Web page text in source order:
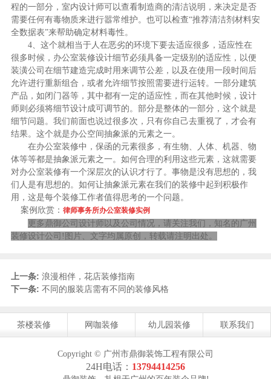
程的一部分，室内设计师可以查看制造商的清洁说明，来决定是否
需要任何有毒物质来进行嚣常维护。也可以检查“推荐清洁剂材料安
全数据表”来帮助确定材料毒性。
4、这个就相当于人在恶劣的环境下要去适应很多，适应性在
很多时候，办公室装修设计细节必须具备一定级别的适应性，以便
装潢公司在细节建造完成时用来调节公差，以及在使用一段时间后
允许进行重新组合，或者允许细节按照需要进行运转。一部分建筑
产品，如闭门器等，其中都有一定的适应性，而在其他时候，设计
师则必须将细节设计成可调节的。部分是整体的一部分，这个就是
细节问题。我们前面也说过很多次，只有你自己去重视了，才会有
结果。这个就是办公空间抽象派的元素之一。
在办公室装修中，保函的元素很多，有生物、人体、机器、物
体等等都是抽象派元素之一。如何合理的利用这些元素，这就需要
对办公室装修有一个深层次的认识才行了。事物是没有思想的，我
们人是有思想的。如何让抽象派元素在我们的装修中起到积极作
用，这是每个装修工作者值得思考的一个问题。
案例欣赏： 律师事务所办公室装修实例
更多鼎御公司设计师以及公司情况，请关注我们，知名的广州
装修设计公司!图片、文字均属原创，转载请注明出处。
上一条: 浪漫相伴，花店装修指南
下一条: 不同的服装店需有不同的装修风格
茶楼装修 网咖装修 幼儿园装修 联系我们
Copyright © 广州市鼎御装饰工程有限公司
24H电话： 13794414256